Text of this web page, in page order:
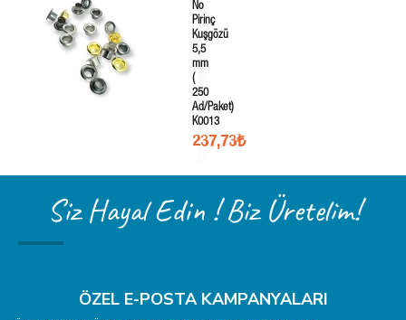
No
Pirinç
Kuşgözü
5,5
mm
(
250
Ad/Paket)
K0013
237,73₺
Siz Hayal Edin ! Biz Üretelim!
ÖZEL E-POSTA KAMPANYALARI